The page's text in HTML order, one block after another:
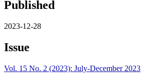
Published
2023-12-28
Issue
Vol. 15 No. 2 (2023): July-December 2023